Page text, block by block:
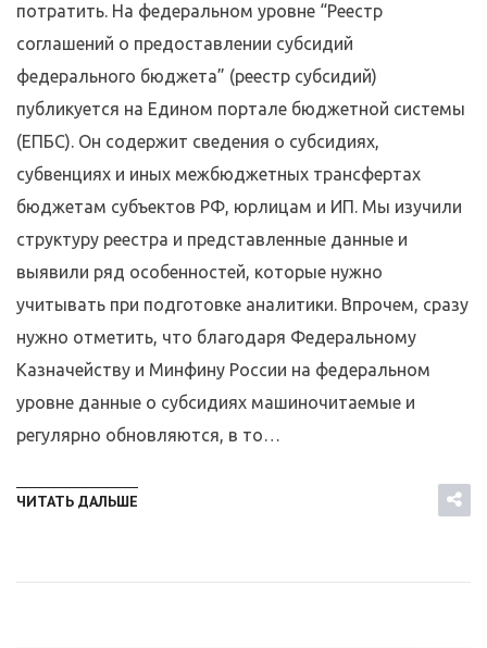
потратить. На федеральном уровне “Реестр
соглашений о предоставлении субсидий
федерального бюджета” (реестр субсидий)
публикуется на Едином портале бюджетной системы
(ЕПБС). Он содержит сведения о субсидиях,
субвенциях и иных межбюджетных трансфертах
бюджетам субъектов РФ, юрлицам и ИП. Мы изучили
структуру реестра и представленные данные и
выявили ряд особенностей, которые нужно
учитывать при подготовке аналитики. Впрочем, сразу
нужно отметить, что благодаря Федеральному
Казначейству и Минфину России на федеральном
уровне данные о субсидиях машиночитаемые и
регулярно обновляются, в то…
ЧИТАТЬ ДАЛЬШЕ